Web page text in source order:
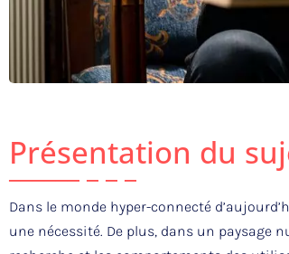
Présentation du
Dans le monde hyper-connecté
une nécessité. De plus, dans un